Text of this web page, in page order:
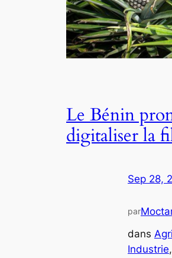
Le Bénin
digitaliser la
Sep 28,
par
dans
Industrie